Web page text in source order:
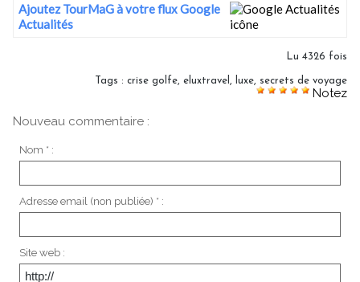
Ajoutez TourMaG à votre flux Google
Actualités
Lu 4326 fois
Tags : crise golfe, eluxtravel , luxe, secrets de voyage
Notez
Nouveau commentaire :
Nom * :
Adresse email (non publiée) * :
Site web :